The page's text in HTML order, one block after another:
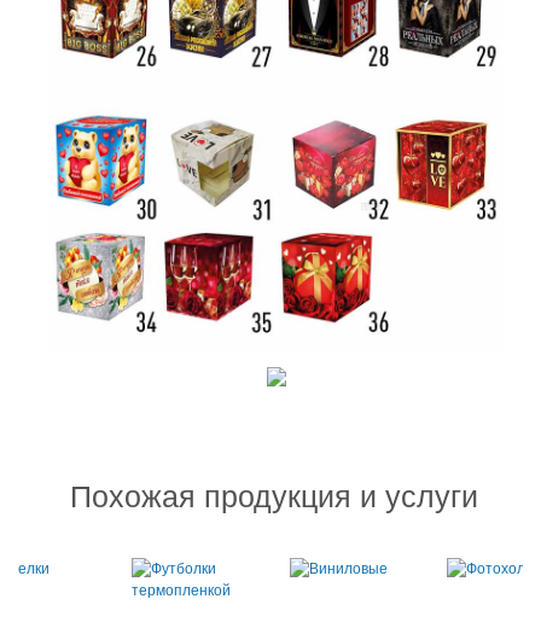
Похожая продукция и услуги